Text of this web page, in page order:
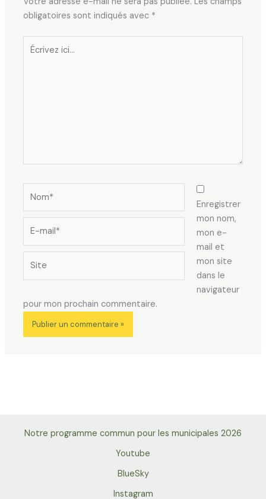
obligatoires sont indiqués avec *
Écrivez
ici…
Enregistrer
mon nom,
mon e-
mail et
mon site
dans le
navigateur
pour mon prochain commentaire.
Notre programme commun pour les municipales 2026
Youtube
BlueSky
Instagram